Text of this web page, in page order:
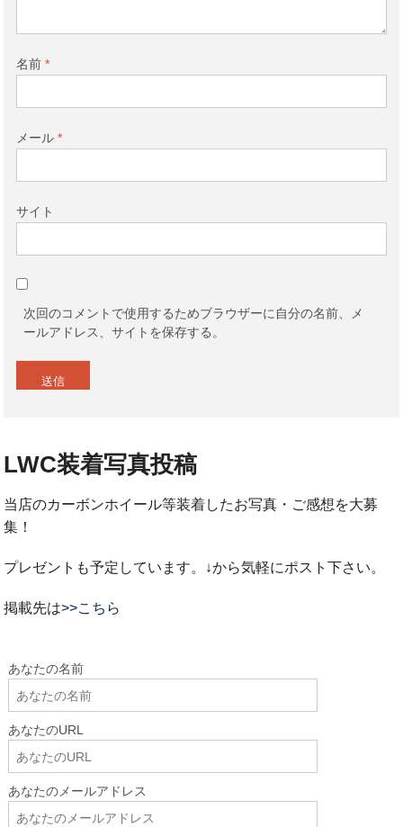
名前 *
メール *
サイト
次回のコメントで使用するためブラウザーに自分の名前、メ
ールアドレス、サイトを保存する。
LWC装着写真投稿
当店のカーボンホイール等装着したお写真・ご感想を大募
集！
プレゼントも予定しています。↓から気軽にポスト下さい。
掲載先は>>こちら
あなたの名前
あなたのURL
あなたのメールアドレス